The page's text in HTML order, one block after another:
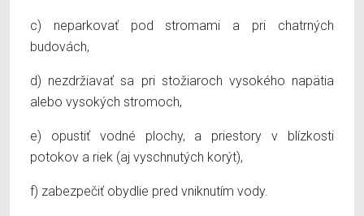
c) neparkovať pod stromami a pri chatrných
budovách,
d) nezdržiavať sa pri stožiaroch vysokého napätia
alebo vysokých stromoch,
e) opustiť vodné plochy, a priestory v blízkosti
potokov a riek (aj vyschnutých korýt),
f) zabezpečiť obydlie pred vniknutím vody.